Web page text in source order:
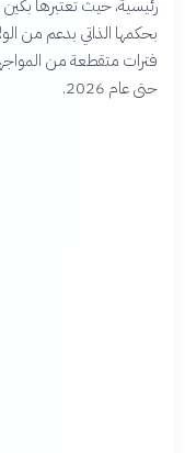
رئيسية، حيث تعتبرها بكين
بحكمها الذاتي بدعم من
فترات متقطعة من
حتى عام 2026.